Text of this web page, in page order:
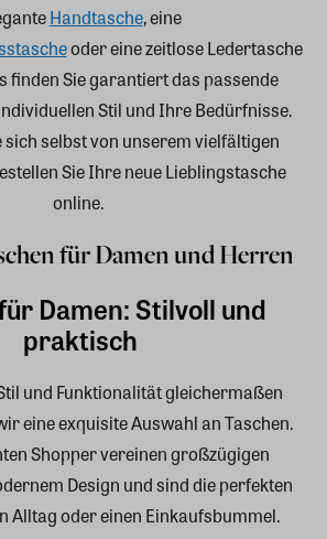
Handtasche, eine
oder eine zeitlose Ledertasche
finden Sie garantiert das passende
Stil und Ihre Bedürfnisse.
sich selbst von unserem vielfältigen
Sie Ihre neue Lieblingstasche
online.
für Damen und Herren
Damen: Stilvoll und
praktisch
und Funktionalität gleichermaßen
eine exquisite Auswahl an Taschen.
Shopper vereinen großzügigen
Design und sind die perfekten
Alltag oder einen Einkaufsbummel.